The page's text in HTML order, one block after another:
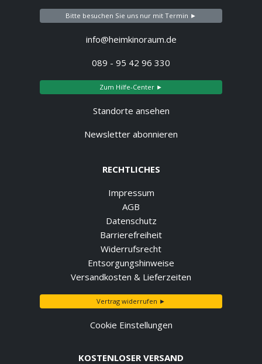
Bitte besuchen Sie uns nur mit Termin ►
info@heimkinoraum.de
089 - 95 42 96 330
Zum Hilfe-Center ►
Standorte ansehen
Newsletter abonnieren
RECHTLICHES
Impressum
AGB
Datenschutz
Barrierefreiheit
Widerrufsrecht
Entsorgungshinweise
Versandkosten & Lieferzeiten
Vertrag widerrufen ►
Cookie Einstellungen
KOSTENLOSER VERSAND